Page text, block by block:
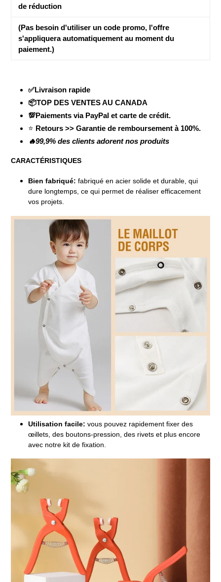
de réduction
(Pas besoin d'utiliser un code promo, l'offre
s'appliquera automatiquement au moment du
paiement.)
✅Livraison rapide
📦TOP DES VENTES AU CANADA
💯Paiements via PayPal et carte de crédit.
⭐ Retours >> Garantie de remboursement à 100%.
🔥99,9% des clients adorent nos produits
CARACTÉRISTIQUES
Bien fabriqué: fabriqué en acier solide et durable, qui
dure longtemps, ce qui permet de réaliser efficacement
vos projets.
Utilisation facile: vous pouvez rapidement fixer des
œillets, des boutons-pression, des rivets et plus encore
avec notre kit de fixation.